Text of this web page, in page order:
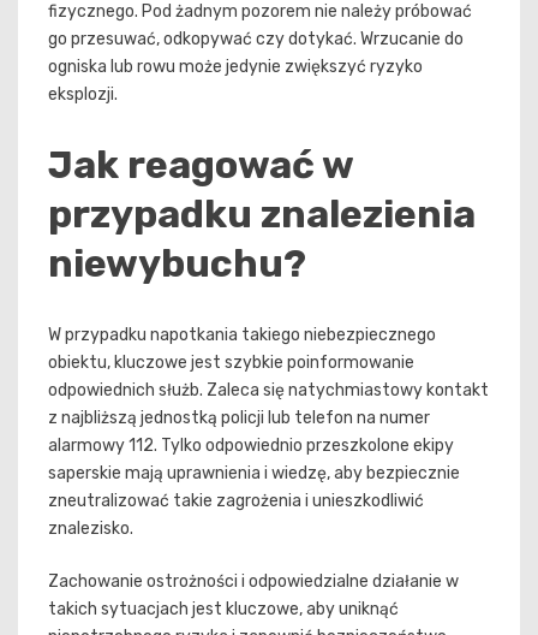
fizycznego. Pod żadnym pozorem nie należy próbować
go przesuwać, odkopywać czy dotykać. Wrzucanie do
ogniska lub rowu może jedynie zwiększyć ryzyko
eksplozji.
Jak reagować w
przypadku znalezienia
niewybuchu?
W przypadku napotkania takiego niebezpiecznego
obiektu, kluczowe jest szybkie poinformowanie
odpowiednich służb. Zaleca się natychmiastowy kontakt
z najbliższą jednostką policji lub telefon na numer
alarmowy 112. Tylko odpowiednio przeszkolone ekipy
saperskie mają uprawnienia i wiedzę, aby bezpiecznie
zneutralizować takie zagrożenia i unieszkodliwić
znalezisko.
Zachowanie ostrożności i odpowiedzialne działanie w
takich sytuacjach jest kluczowe, aby uniknąć